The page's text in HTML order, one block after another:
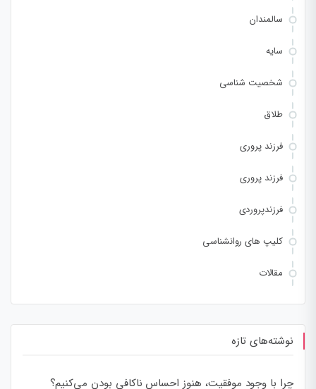
سالمندان
سایه
شخصیت شناسی
طلاق
فرزند پروری
فرزند پروری
فرزندپروردی
کلیپ های روانشناسی
مقالات
نوشته‌های تازه
چرا با وجود موفقیت، هنوز احساس ناکافی بودن می‌کنیم؟